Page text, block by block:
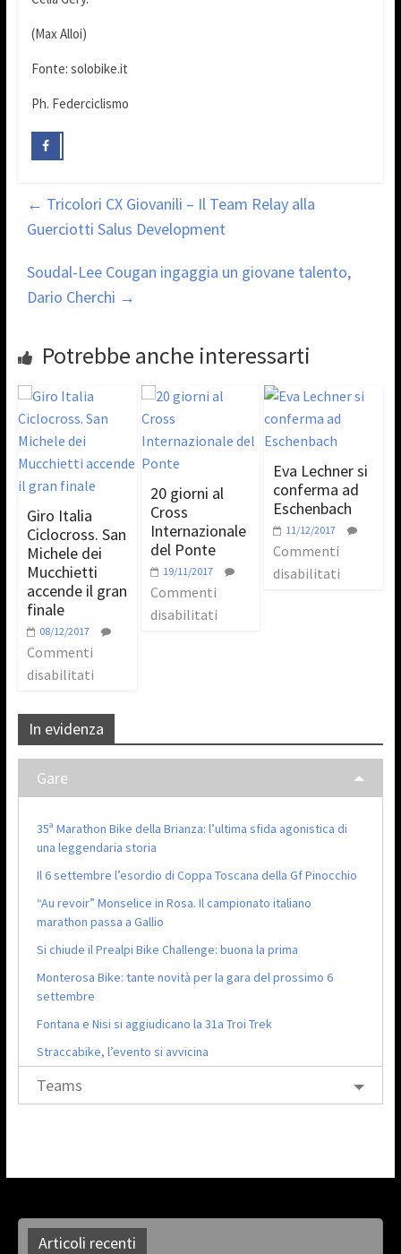
(Max Alloi)
Fonte: solobike.it
Ph. Federciclismo
← Tricolori CX Giovanili – Il Team Relay alla
Guerciotti Salus Development
Soudal-Lee Cougan ingaggia un giovane talento,
Dario Cherchi →
Potrebbe anche interessarti
Giro Italia
Ciclocross. San
Michele dei
Mucchietti
accende il gran
finale
08/12/2017
Commenti
disabilitati
20 giorni al
Cross
Internazionale
del Ponte
19/11/2017
Commenti
disabilitati
Eva Lechner si
conferma ad
Eschenbach
11/12/2017
Commenti
disabilitati
In evidenza
Gare
35ª Marathon Bike della Brianza: l’ultima sfida agonistica di
una leggendaria storia
Il 6 settembre l’esordio di Coppa Toscana della Gf Pinocchio
“Au revoir” Monselice in Rosa. Il campionato italiano
marathon passa a Gallio
Si chiude il Prealpi Bike Challenge: buona la prima
Monterosa Bike: tante novità per la gara del prossimo 6
settembre
Fontana e Nisi si aggiudicano la 31a Troi Trek
Straccabike, l’evento si avvicina
Teams
Articoli recenti